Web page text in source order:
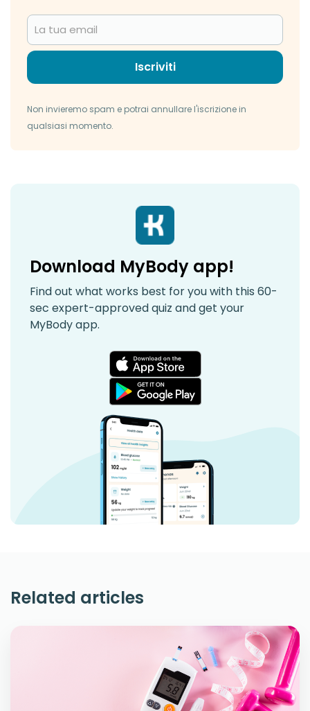
Iscriviti
Non invieremo spam e potrai annullare l'iscrizione in
qualsiasi momento.
Download MyBody app!
Find out what works best for you with this 60-
sec expert-approved quiz and get your
MyBody app.
Related articles